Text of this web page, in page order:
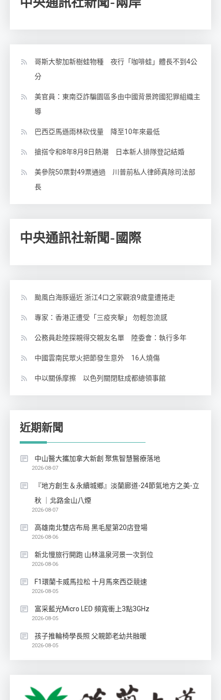
哥斯大黎加新樹蛙物種 夜行「咖啡蛙」體長不到4公
分
美官員：東南亞詐騙園區多由中國背景跨國犯罪組織主
導
巴西亞馬遜雨林砍伐量 降至10年來最低
搶搭令和8年8月8日熱潮 日本新人排隊登記結婚
美參院50票對49票通過 川普前私人律師真除司法部
長
中央通訊社新聞-國際
颱風白海豚逼近 浙江4口之家觀浪9歲童遭捲走
專家：香港正遭受「三疫夾擊」 勿輕忽流感
公務員赴陸探親得交親友名單 陸委會：執行多年
中國雲南民眾火把節發生意外 16人燒傷
中以關係摩擦 以色列關閉駐成都總領事館
近期新聞
中山醫大攜加拿大新創 聚焦智慧醫療落地
2026-08-07
『地方創生＆永續城鄉』淡蘭廊道-24節氣地方之美-立
秋 ｜北路金山八煙
2026-08-07
高雄南北雙店布局 黑毛屋第20店登場
2026-08-06
新北慢旅行開跑 山林溫泉河景一次到位
2026-08-06
F1環蘭卡威馬拉松 十月馬來西亞競速
2026-08-05
富采藍光Micro LED 頻寬衝上3點3GHz
2026-08-05
孩子推輪椅學長照 父親節老幼共融暖
2026-08-05